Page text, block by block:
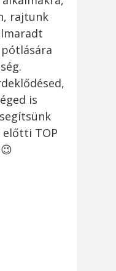
rajtunk
is
előtti TOP